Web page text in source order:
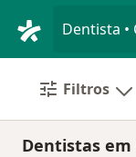
Dentista •
Filtros
Dentistas em